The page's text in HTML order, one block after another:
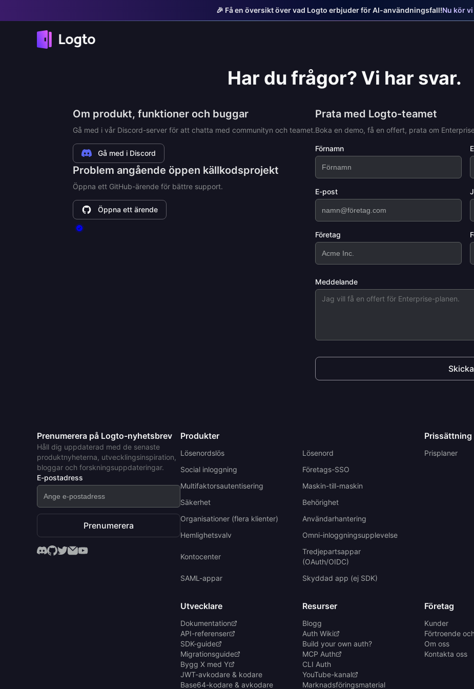
🎉 Få en översikt över vad Logto erbjuder för AI-användningsfall!Nu kör vi
Har du frågor? Vi har svar.
Om produkt, funktioner och buggar
Gå med i vår Discord-server för att chatta med communityn och teamet.
Gå med i Discord
Problem angående öppen källkodsprojekt
Öppna ett GitHub-ärende för bättre support.
Öppna ett ärende
Prata med Logto-teamet
Boka en demo, få en offert, prata om
Förnamn
E-post
Företag
Meddelande
Prenumerera på Logto-nyhetsbrev
Håll dig uppdaterad med de senaste
produktnyheterna, utvecklingsinspiration,
bloggar och forskningsuppdateringar.
E-postadress
Prenumerera
Produkter
Lösenordslös
Lösenord
Social inloggning
Företags-SSO
Multifaktorsautentisering
Maskin-till-maskin
Säkerhet
Behörighet
Organisationer (flera klienter)
Användarhantering
Hemlighetsvalv
Omni-inloggningsupplevelse
Kontocenter
Tredjepartsappar
(OAuth/OIDC)
SAML-appar
Skyddad app (ej SDK)
Prissättning
Prisplaner
Utvecklare
Dokumentation
API-referenser
SDK-guide
Migrationsguide
Bygg X med Y
JWT-avkodare & kodare
Base64-kodare & avkodare
Resurser
Blogg
Auth Wiki
Build your own auth?
MCP Auth
CLI Auth
YouTube-kanal
Marknadsföringsmaterial
Företag
Kunder
Förtroende
Om oss
Kontakta oss